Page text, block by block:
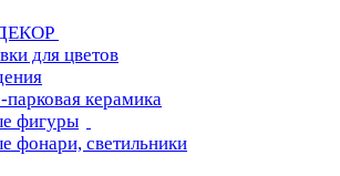
для цветов
керамика
фигуры
фонари, светильники